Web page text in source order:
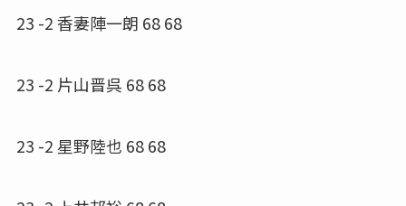
23 -2 香妻陣一朗 68 68
23 -2 片山晋呉 68 68
23 -2 星野陸也 68 68